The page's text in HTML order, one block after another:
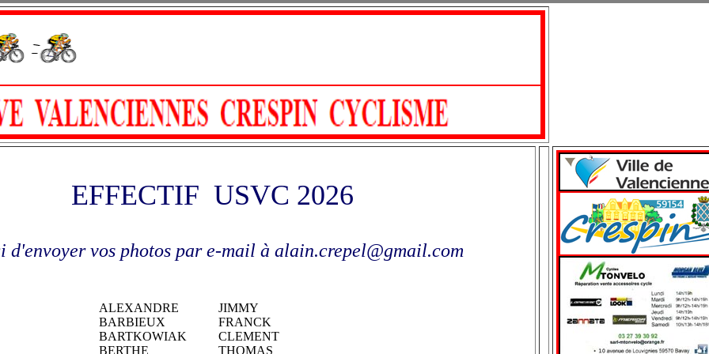
EFFECTIF USVC 2026
d'envoyer vos photos par e-mail à alain.crepel@gmail.com
ALEXANDRE
JIMMY
BARBIEUX
FRANCK
BARTKOWIAK
CLEMENT
BERTHE
THOMAS